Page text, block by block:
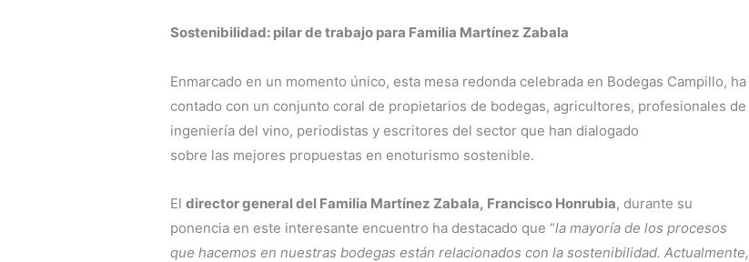
Sostenibilidad: pilar de trabajo para Familia Martínez Zabala
Enmarcado en un momento único, esta mesa redonda celebrada en Bodegas Campillo, ha
contado con un conjunto coral de propietarios de bodegas, agricultores, profesionales de
ingeniería del vino, periodistas y escritores del sector que han dialogado
sobre las mejores propuestas en enoturismo sostenible.
El director general del Familia Martínez Zabala, Francisco Honrubia, durante su
ponencia en este interesante encuentro ha destacado que “la mayoría de los procesos
que hacemos en nuestras bodegas están relacionados con la sostenibilidad. Actualmente,